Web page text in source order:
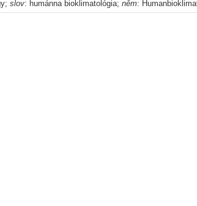
slov: humánna bioklimatológia; něm: